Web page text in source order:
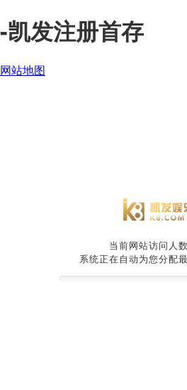
-凯发注册首存
当前网站访问人
系统正在自动为您分配
网站地图